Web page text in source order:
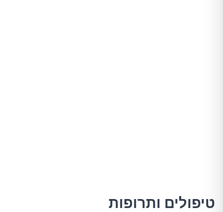
טיפולים ותרופות